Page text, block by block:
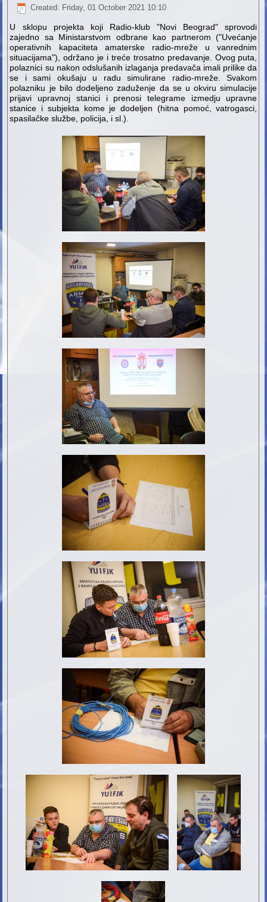
Created: Friday, 01 October 2021 10:10
U sklopu projekta koji Radio-klub "Novi Beograd" sprovodi
zajedno sa Ministarstvom odbrane kao partnerom ("Uvećanje
operativnih kapaciteta amaterske radio-mreže u vanrednim
situacijama"), održano je i treće trosatno predavanje. Ovog puta,
polaznici su nakon odslušanih izlaganja predavača imali prilike da
se i sami okušaju u radu simulirane radio-mreže. Svakom
polazniku je bilo dodeljeno zaduženje da se u okviru simulacije
prijavi upravnoj stanici i prenosi telegrame izmedju upravne
stanice i subjekta kome je dodeljen (hitna pomoć, vatrogasci,
spasilačke službe, policija, i sl.).